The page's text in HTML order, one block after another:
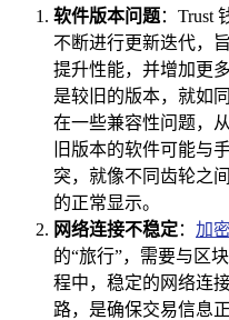
软件版本问题：Trust
不断进行更新迭代，
提升性能，并增加更
是较旧的版本，就如
在一些兼容性问题，
旧版本的软件可能与
突，就像不同齿轮之
的正常显示。
网络连接不稳定： 加
的“旅行”，需要与区
程中，稳定的网络连
路，是确保交易信息